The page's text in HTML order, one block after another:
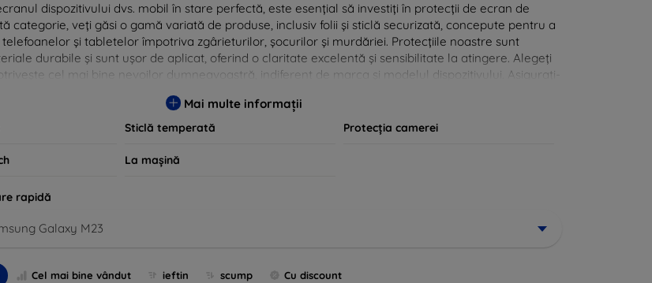
dispozitivului dvs. mobil în stare perfectă, este esențial să investiți în protecții de ecran de
categorie, veți găsi o gamă variată de produse, inclusiv folii și sticlă securizată, concepute pentru a
și tabletelor împotriva zgârieturilor, șocurilor și murdăriei. Protecțiile noastre sunt
durabile și sunt ușor de aplicat, oferind o claritate excelentă și sensibilitate la atingere. Alegeți
cel mai bine nevoilor dumneavoastră, indiferent de marca și modelul dispozitivului. Asigurați-
Mai multe informații
Sticlă temperată Protecția camerei
La mașină
rapidă
Galaxy M23
Cel mai bine vândut ieftin scump Cu discount